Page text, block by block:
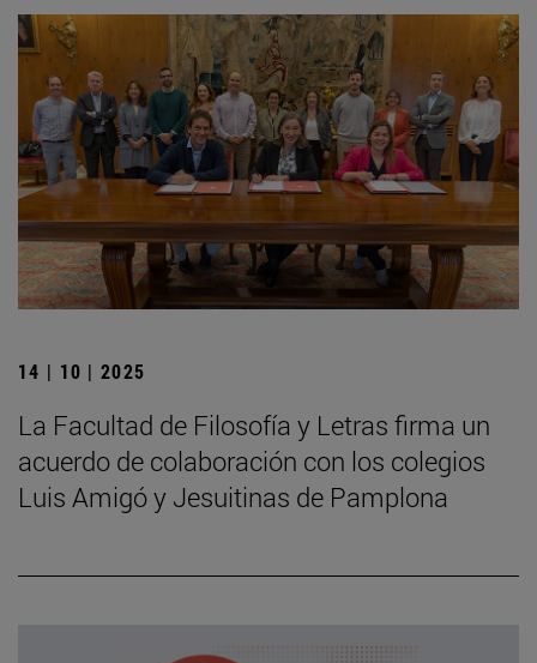
14 | 10 | 2025
La Facultad de Filosofía y Letras firma un
acuerdo de colaboración con los colegios
Luis Amigó y Jesuitinas de Pamplona